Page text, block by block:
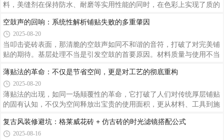
而现代美缝剂的诞生彻底改变了这一局面。从环氧树
脂到新型水性材料，美缝剂在保持防水、耐磨等实用
性能的同时，在色彩上实现了质的飞跃。此外，美缝
中，亮色美缝剂可提亮环境；而光线充足的区域，哑
光或深色美缝剂则能避免反光带来的视觉不适。
2025-08-20
当叩击瓷砖表面，那清脆的空鼓声如同不和谐的音
符，打破了对完美铺贴的期待。基层处理不当是引发
空鼓的首要原因。材料质量与使用不当同样是关键肇
昼夜温差大的地区，若在温差变化剧烈时进行瓷砖铺
贴，也会因温度应力导致空鼓。
薄贴法的革命：不仅是节省空间，更是对工艺的彻底
重构
薄贴法的出现，如同一场颠覆性的革命，它打破了人